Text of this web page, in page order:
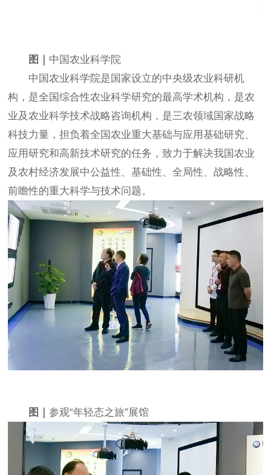
图｜ 中国农业科学院
中国农业科学院是国家设立的中央级农业科研机
构，是全国综合性农业科学研究的最高学术机构，是农
业及农业科学技术战略咨询机构，是三农领域国家战略
科技力量，担负着全国农业重大基础与应用基础研究、
应用研究和高新技术研究的任务，致力于解决我国农业
及农村经济发展中公益性、基础性、全局性、战略性、
前瞻性的重大科学与技术问题。
图｜参观“年轻态之旅”展馆